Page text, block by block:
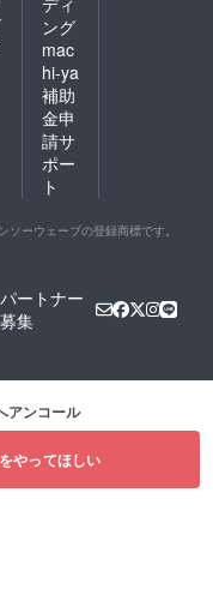
ング
mac
hi-ya
補助
金申
請サ
ポー
ト
ソーウェーブの登録商標です。
パートナー
募集
アンコール
やってほしい